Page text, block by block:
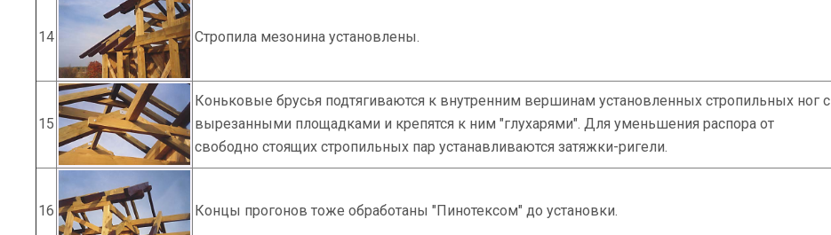
14 Стропила мезонина установлены.
15
Коньковые брусья подтягиваются к внутренним вершинам установленных стропильных ног с
вырезанными площадками и крепятся к ним "глухарями". Для уменьшения распора от
свободно стоящих стропильных пар устанавливаются затяжки-ригели.
16 Концы прогонов тоже обработаны "Пинотексом" до установки.